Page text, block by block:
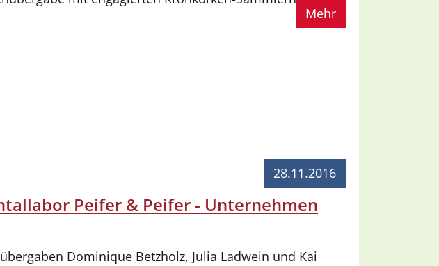
Mehr
28.11.2016
Peifer & Peifer - Unternehmen
Dominique Betzholz, Julia Ladwein und Kai